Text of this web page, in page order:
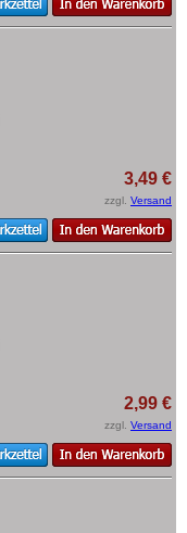
3,49 €
zzgl. Versand
2,99 €
zzgl. Versand